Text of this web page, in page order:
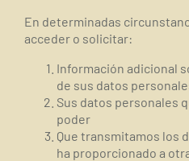
En determinadas
acceder o solicitar:
Información adicional
de sus datos
Sus datos personales
poder
Que transmitamos los
ha proporcionado a